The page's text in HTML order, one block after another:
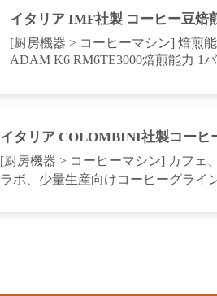
イタリア IMF社製 コーヒー豆焙
[厨房機器 > コーヒーマシン] 焙煎
ADAM K6 RM6TE3000焙煎能力 1
イタリア COLOMBINI社製コーヒ
[厨房機器 > コーヒーマシン] カフェ
ラボ、少量生産向けコーヒーグライ